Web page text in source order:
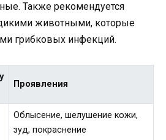
Также рекомендуется
дикими животными, которые
грибковых инфекций.
Проявления
Облысение, шелушение кожи,
зуд, покраснение